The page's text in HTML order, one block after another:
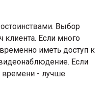
Выбор
клиента. Если много
иметь доступ к
Если
времени - лучше